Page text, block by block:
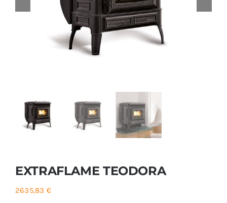
EXTRAFLAME TEODORA
2635,83 €